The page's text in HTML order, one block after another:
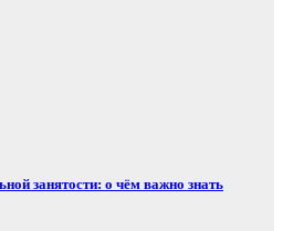
занятости: о чём важно знать